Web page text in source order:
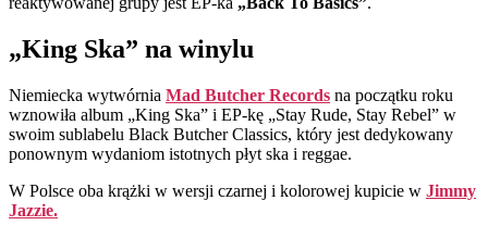
„King Ska” na winylu
Niemiecka wytwórnia Mad Butcher Records na początku roku
wznowiła album „King Ska” i EP-kę „Stay Rude, Stay Rebel” w
swoim sublabelu Black Butcher Classics, który jest dedykowany
ponownym wydaniom istotnych płyt ska i reggae.
W Polsce oba krążki w wersji czarnej i kolorowej kupicie w Jimmy
Jazzie.